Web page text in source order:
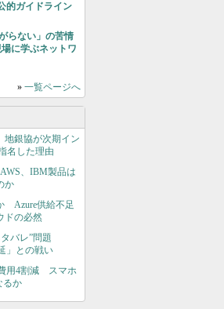
的ガイドライン
らない」の苦情
に学ぶネットワ
» 一覧ページへ
銀協が次期イン
名した理由
、IBM製品は
か
Azure供給不足
ドの必然
バレ”問題
」との戦い
用4割減 スマホ
るか